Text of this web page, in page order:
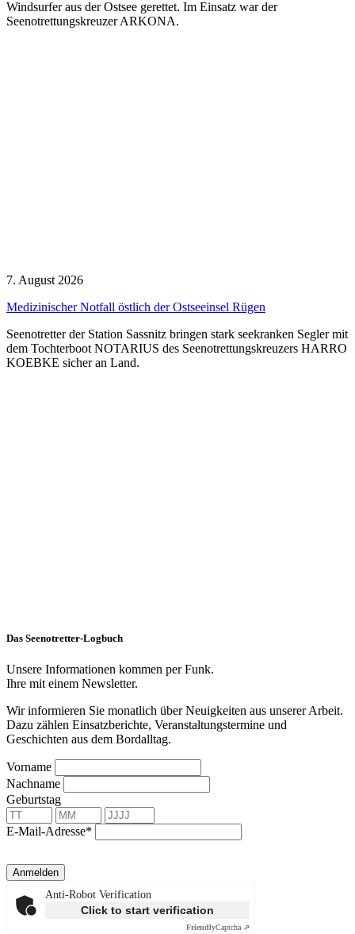
Windsurfer aus der Ostsee gerettet. Im Einsatz war der
Seenotrettungskreuzer ARKONA.
7. August 2026
Medizinischer Notfall östlich der Ostseeinsel Rügen
Seenotretter der Station Sassnitz bringen stark seekranken Segler mit
dem Tochterboot NOTARIUS des Seenotrettungskreuzers HARRO
KOEBKE sicher an Land.
Das Seenotretter-Logbuch
Unsere Informationen kommen per Funk.
Ihre mit einem Newsletter.
Wir informieren Sie monatlich über Neuigkeiten aus unserer Arbeit.
Dazu zählen Einsatzberichte, Veranstaltungstermine und
Geschichten aus dem Bordalltag.
Vorname
Nachname
Geburtstag
E-Mail-Adresse*
Anmelden
Anti-Robot Verification
Click to start verification
FriendlyCaptcha ⇗